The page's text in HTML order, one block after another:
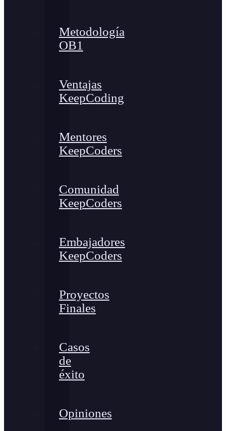
Metodología
OB1
Ventajas
KeepCoding
Mentores
KeepCoders
Comunidad
KeepCoders
Embajadores
KeepCoders
Proyectos
Finales
Casos
de
éxito
Opiniones